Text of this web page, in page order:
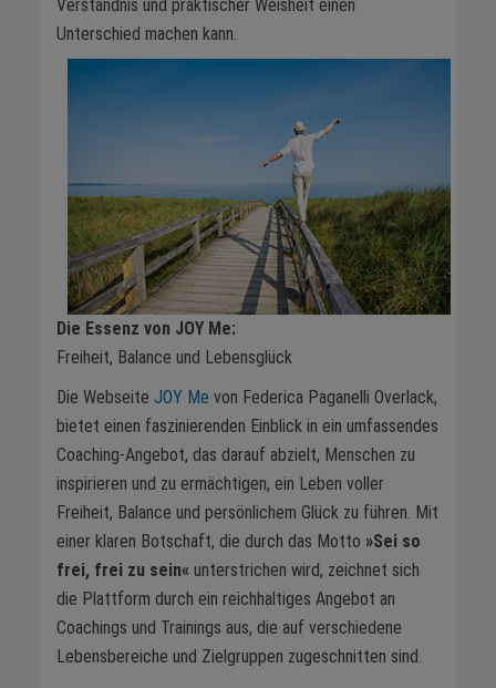
Verständnis und praktischer Weisheit einen
Unterschied machen kann.
Die Essenz von JOY Me:
Freiheit, Balance und Lebensglück
Die Webseite JOY Me von Federica Paganelli Overlack,
bietet einen faszinierenden Einblick in ein umfassendes
Coaching-Angebot, das darauf abzielt, Menschen zu
inspirieren und zu ermächtigen, ein Leben voller
Freiheit, Balance und persönlichem Glück zu führen. Mit
einer klaren Botschaft, die durch das Motto »Sei so
frei, frei zu sein« unterstrichen wird, zeichnet sich
die Plattform durch ein reichhaltiges Angebot an
Coachings und Trainings aus, die auf verschiedene
Lebensbereiche und Zielgruppen zugeschnitten sind.